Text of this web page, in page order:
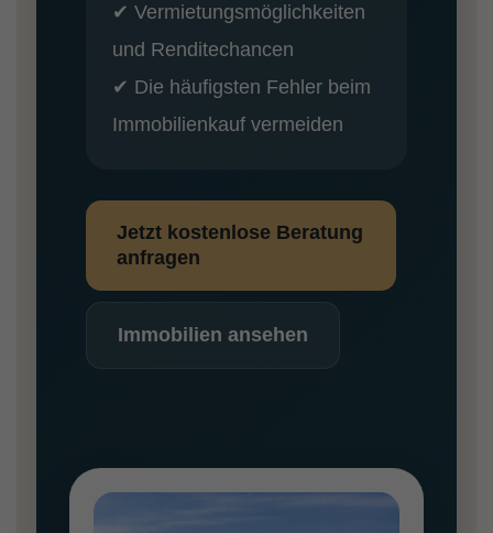
✔ Vermietungsmöglichkeiten
und Renditechancen
✔ Die häufigsten Fehler beim
Immobilienkauf vermeiden
Jetzt kostenlose Beratung
anfragen
Immobilien ansehen